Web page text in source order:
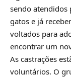
sendo atendidos
gatos e já
voltados para
encontrar um
As castrações
voluntários. O